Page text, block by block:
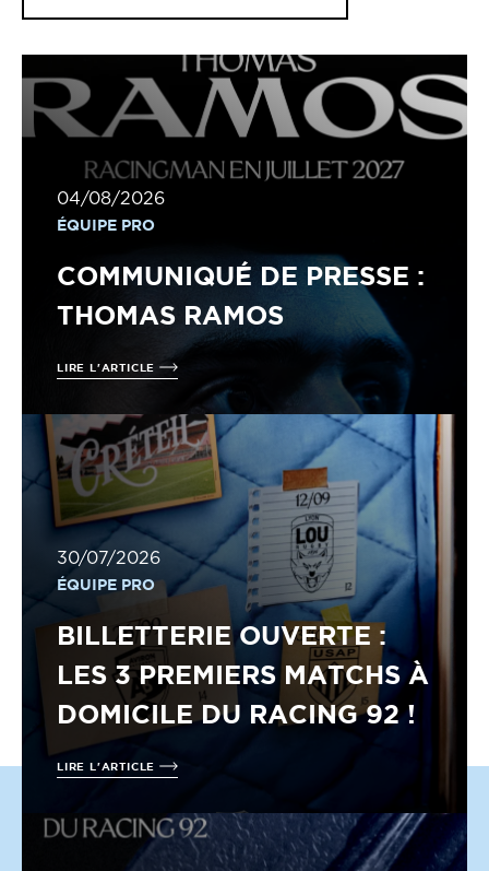
04/08/2026
ÉQUIPE PRO
COMMUNIQUÉ DE PRESSE :
THOMAS RAMOS
LIRE L'ARTICLE
30/07/2026
ÉQUIPE PRO
BILLETTERIE OUVERTE :
LES 3 PREMIERS MATCHS À
DOMICILE DU RACING 92 !
LIRE L'ARTICLE